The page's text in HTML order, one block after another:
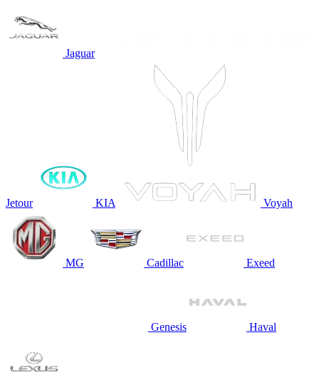
Jaguar
Jetour KIA Voyah
MG Cadillac Exeed
Genesis Haval